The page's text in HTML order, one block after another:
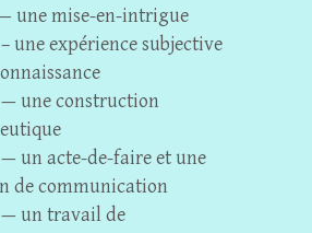
une mise-en-intrigue
une expérience subjective
une construction
un acte-de-faire et une
de communication
un travail de